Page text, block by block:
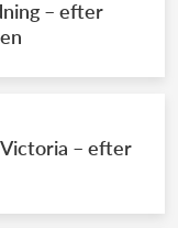
– efter
– efter